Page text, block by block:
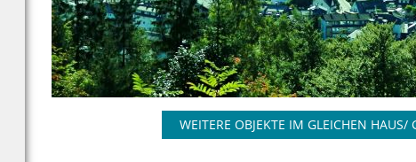
WEITERE OBJEKTE IM GLEICHEN HAUS/